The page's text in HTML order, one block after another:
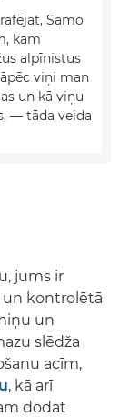
Samo
kam
alpīnistus
viņi man
un kā viņu
— tāda veida
jums ir
un kontrolētā
un
slēdža
acīm,
, kā arī
dodat